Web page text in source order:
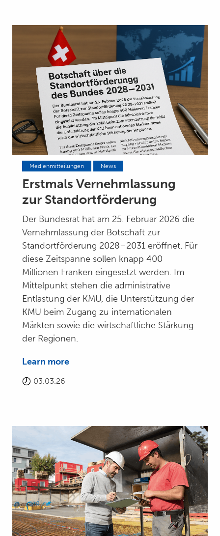
Medienmitteilungen News
Erstmals Vernehmlassung
zur Standortförderung
Der Bundesrat hat am 25. Februar 2026 die
Vernehmlassung der Botschaft zur
Standortförderung 2028–2031 eröffnet. Für
diese Zeitspanne sollen knapp 400
Millionen Franken eingesetzt werden. Im
Mittelpunkt stehen die administrative
Entlastung der KMU, die Unterstützung der
KMU beim Zugang zu internationalen
Märkten sowie die wirtschaftliche Stärkung
der Regionen.
Learn more
03.03.26